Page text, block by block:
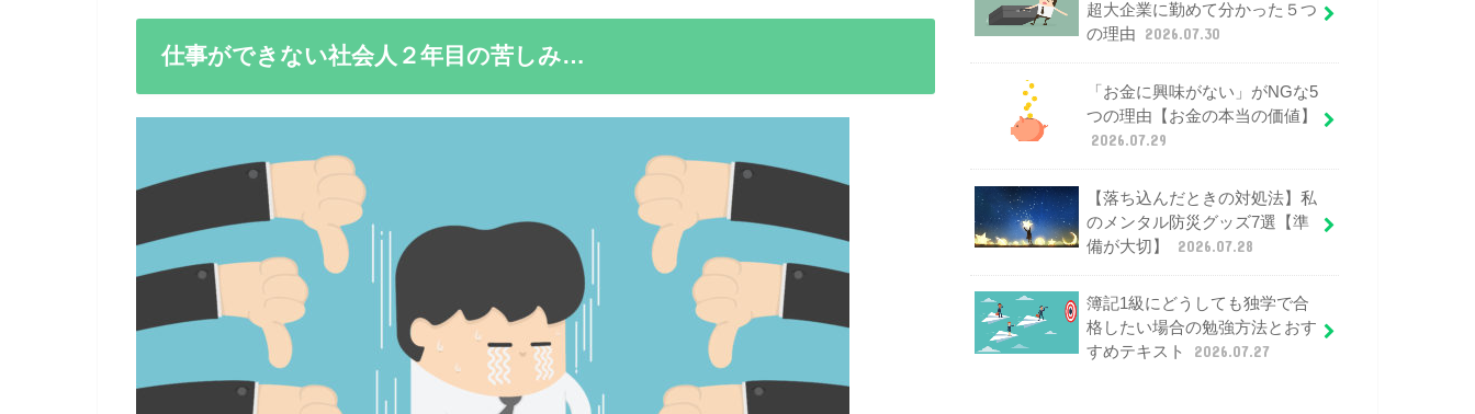
仕事ができない社会人２年目の苦しみ…
超大企業に勤めて分かった５つ
の理由
2026.07.30
「お金に興味がない」がNGな5
つの理由【お金の本当の価値】
2026.07.29
【落ち込んだときの対処法】私
のメンタル防災グッズ7選【準
備が大切】
2026.07.28
簿記1級にどうしても独学で合
格したい場合の勉強方法とおす
すめテキスト
2026.07.27